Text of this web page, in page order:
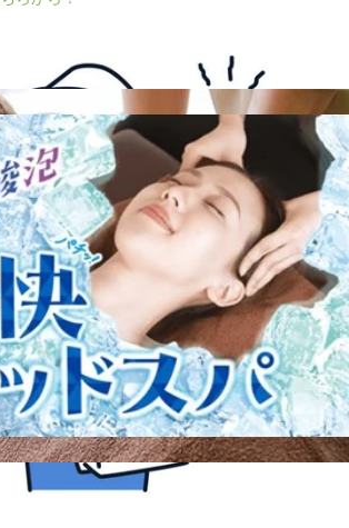
4248
きます♪
上大岡ホワイトプラザ店です。今日は
！冷房のきいた室内と外での温度差もあ
ど感じていませんか？ボディケアやフッ
体スッキリさせましょう♪夏限定の−5℃
爽快ヘッドスパもオススメです！ さ
～16:3018:20〜20:00上記の時間でご案
お気軽にお問い合わせくださいませ。 ー
でお得情報のお知らせです‼---------☆かな
ペーン かなトク 当店ご利用可能です☆
イ d払い 楽天ペイ ペイペイ メルペイ
の20%がポイント還元されます♪(上限有)
きます♪
上大岡ホワイトプラザ店です。今週も
を感じ始めていませんか？お疲れを溜め
リした状態で週末を迎えましょう♪ さ
～13:0014:15〜20:00上記の時間でご案
お気軽にお問い合わせくださいませ。 ー
でお得情報のお知らせです‼---------☆かな
き情報♪